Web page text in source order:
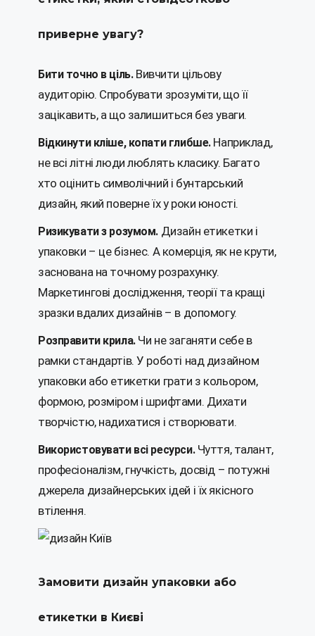
приверне увагу?
Бити точно в ціль.Вивчити цільову
аудиторію. Спробувати зрозуміти, що її
зацікавить, а що залишиться без уваги.
Відкинути кліше, копати глибше.Наприклад,
не всі літні люди люблять класику. Багато
хто оцінить символічний і бунтарський
дизайн, який поверне їх у роки юності.
Ризикувати з розумом. Дизайн етикетки і
упаковки – це бізнес. А комерція, як не крути,
заснована на точному розрахунку.
Маркетингові дослідження, теорії та кращі
зразки вдалих дизайнів – в допомогу.
Розправити крила.Чи не заганяти себе в
рамки стандартів. У роботі над дизайном
упаковки або етикетки грати з кольором,
формою, розміром і шрифтами. Дихати
творчістю, надихатися і створювати.
Використовувати всі ресурси.Чуття, талант,
професіоналізм, гнучкість, досвід – потужні
джерела дизайнерських ідей і їх якісного
втілення.
Замовити дизайн упаковки або
етикетки в Києві